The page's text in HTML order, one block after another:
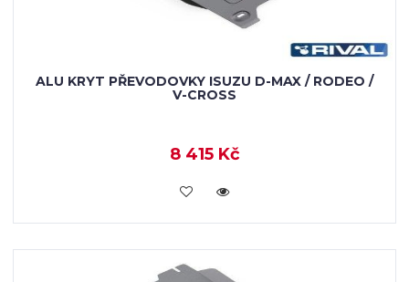
ALU KRYT PŘEVODOVKY ISUZU D-MAX / RODEO /
V-CROSS
8 415 Kč
KOUPIT